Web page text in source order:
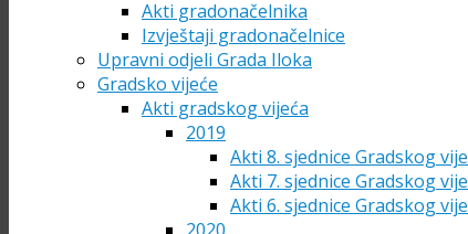
Akti gradonačelnika
Izvještaji gradonačelnice
Upravni odjeli Grada Iloka
Gradsko vijeće
Akti gradskog vijeća
2019
Akti 8. sjednice Gradskog
Akti 7. sjednice Gradskog
Akti 6. sjednice Gradskog